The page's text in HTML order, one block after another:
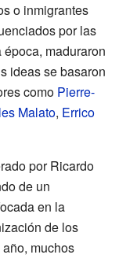
o inmigrantes
por las
maduraron
ideas se basaron
como Pierre-
Malato, Errico
por Ricardo
de un
en la
de los
muchos